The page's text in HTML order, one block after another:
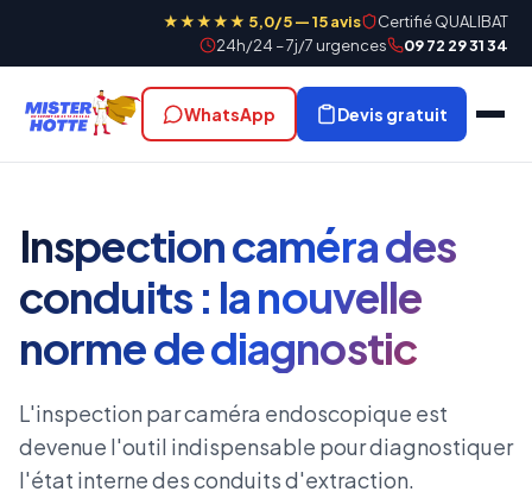
★★★★★ 5,0/5 — 15 avis
Certifié QUALIBAT
24h/24 – 7j/7 urgences
09 72 29 31 34
WhatsApp Devis gratuit
Inspection caméra des
conduits : la nouvelle
norme de diagnostic
L'inspection par caméra endoscopique est
devenue l'outil indispensable pour diagnostiquer
l'état interne des conduits d'extraction.